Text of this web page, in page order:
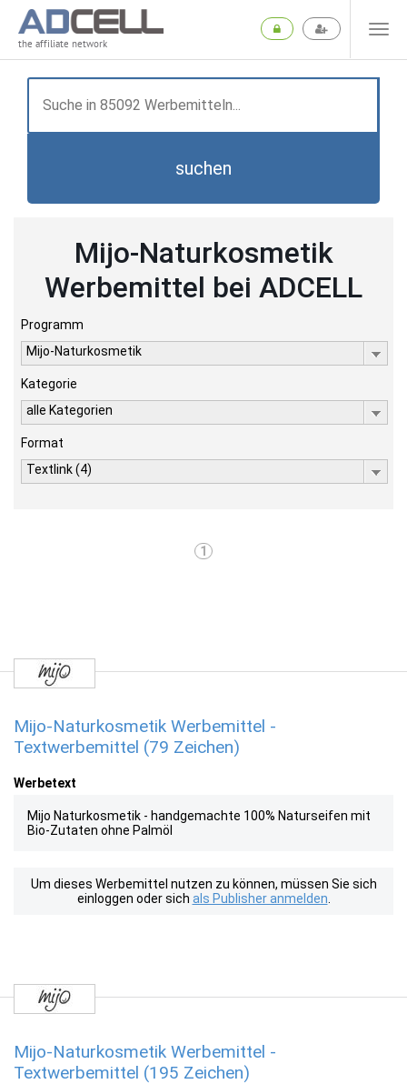
the affiliate network
suchen
Mijo-Naturkosmetik
Werbemittel bei ADCELL
Programm
Mijo-Naturkosmetik
Kategorie
alle Kategorien
Format
Textlink (4)
1
Mijo-Naturkosmetik Werbemittel -
Textwerbemittel (79 Zeichen)
Werbetext
Mijo Naturkosmetik - handgemachte 100% Naturseifen mit
Bio-Zutaten ohne Palmöl
Um dieses Werbemittel nutzen zu können, müssen Sie sich
einloggen oder sich als Publisher anmelden
Mijo-Naturkosmetik Werbemittel -
Textwerbemittel (195 Zeichen)